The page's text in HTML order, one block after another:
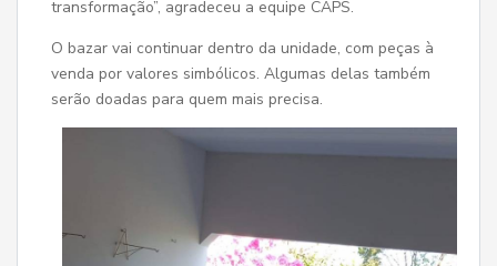
transformação”, agradeceu a equipe CAPS.
O bazar vai continuar dentro da unidade, com peças à
venda por valores simbólicos. Algumas delas também
serão doadas para quem mais precisa.